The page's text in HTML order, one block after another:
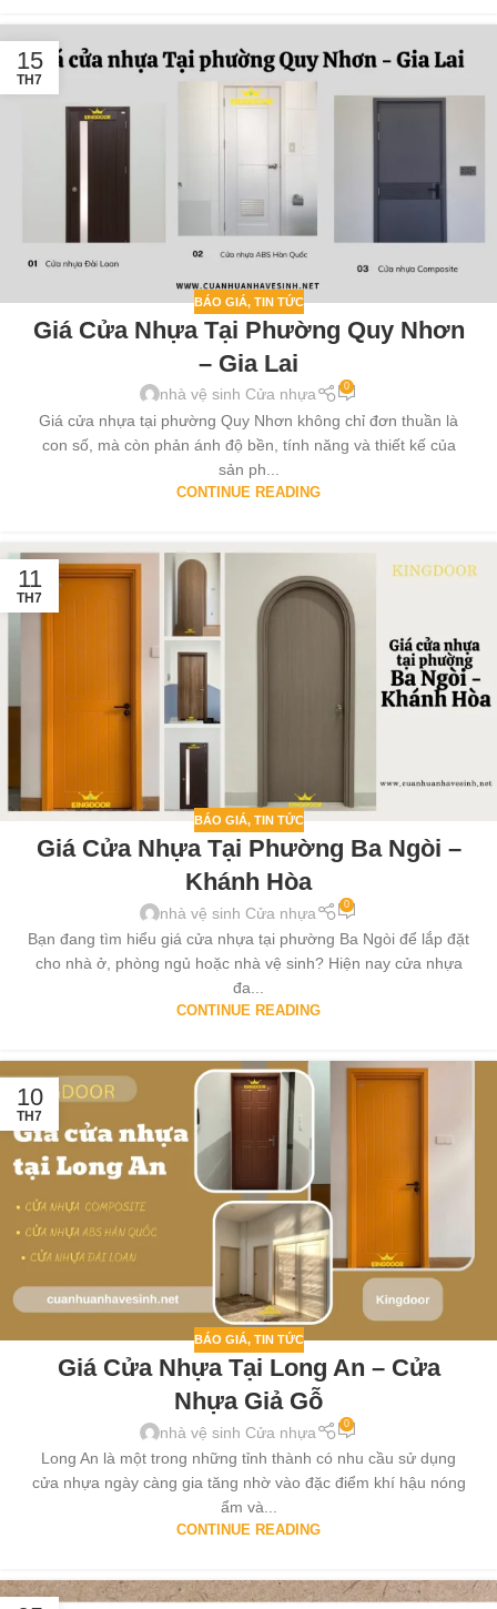
15
TH7
BÁO GIÁ, TIN TỨC
Giá Cửa Nhựa Tại Phường Quy Nhơn
– Gia Lai
nhà vệ sinh Cửa nhựa 0
Giá cửa nhựa tại phường Quy Nhơn không chỉ đơn thuần là
con số, mà còn phản ánh độ bền, tính năng và thiết kế của
sản ph...
CONTINUE READING
11
TH7
BÁO GIÁ, TIN TỨC
Giá Cửa Nhựa Tại Phường Ba Ngòi –
Khánh Hòa
nhà vệ sinh Cửa nhựa 0
Bạn đang tìm hiểu giá cửa nhựa tại phường Ba Ngòi để lắp đặt
cho nhà ở, phòng ngủ hoặc nhà vệ sinh? Hiện nay cửa nhựa
đa...
CONTINUE READING
10
TH7
BÁO GIÁ, TIN TỨC
Giá Cửa Nhựa Tại Long An – Cửa
Nhựa Giả Gỗ
nhà vệ sinh Cửa nhựa 0
Long An là một trong những tỉnh thành có nhu cầu sử dụng
cửa nhựa ngày càng gia tăng nhờ vào đặc điểm khí hậu nóng
ẩm và...
CONTINUE READING